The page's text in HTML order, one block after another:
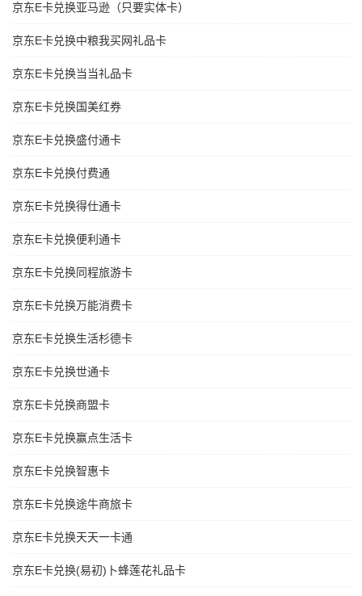
京东E卡兑换亚马逊（只要实体卡）
京东E卡兑换中粮我买网礼品卡
京东E卡兑换当当礼品卡
京东E卡兑换国美红券
京东E卡兑换盛付通卡
京东E卡兑换付费通
京东E卡兑换得仕通卡
京东E卡兑换便利通卡
京东E卡兑换同程旅游卡
京东E卡兑换万能消费卡
京东E卡兑换生活杉德卡
京东E卡兑换世通卡
京东E卡兑换商盟卡
京东E卡兑换赢点生活卡
京东E卡兑换智惠卡
京东E卡兑换途牛商旅卡
京东E卡兑换天天一卡通
京东E卡兑换(易初)卜蜂莲花礼品卡